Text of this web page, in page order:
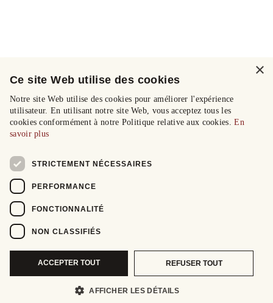
×
Ce site Web utilise des cookies
Notre site Web utilise des cookies pour améliorer l'expérience
utilisateur. En utilisant notre site Web, vous acceptez tous les
cookies conformément à notre Politique relative aux cookies.En
savoir plus
STRICTEMENT NÉCESSAIRES
PERFORMANCE
FONCTIONNALITÉ
NON CLASSIFIÉS
ACCEPTER TOUT REFUSER TOUT
AFFICHER LES DÉTAILS